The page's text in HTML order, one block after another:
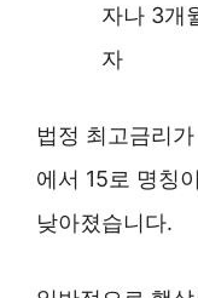
자나 3개
자
법정 최고금리
에서 15로 명칭
낮아졌습니다.